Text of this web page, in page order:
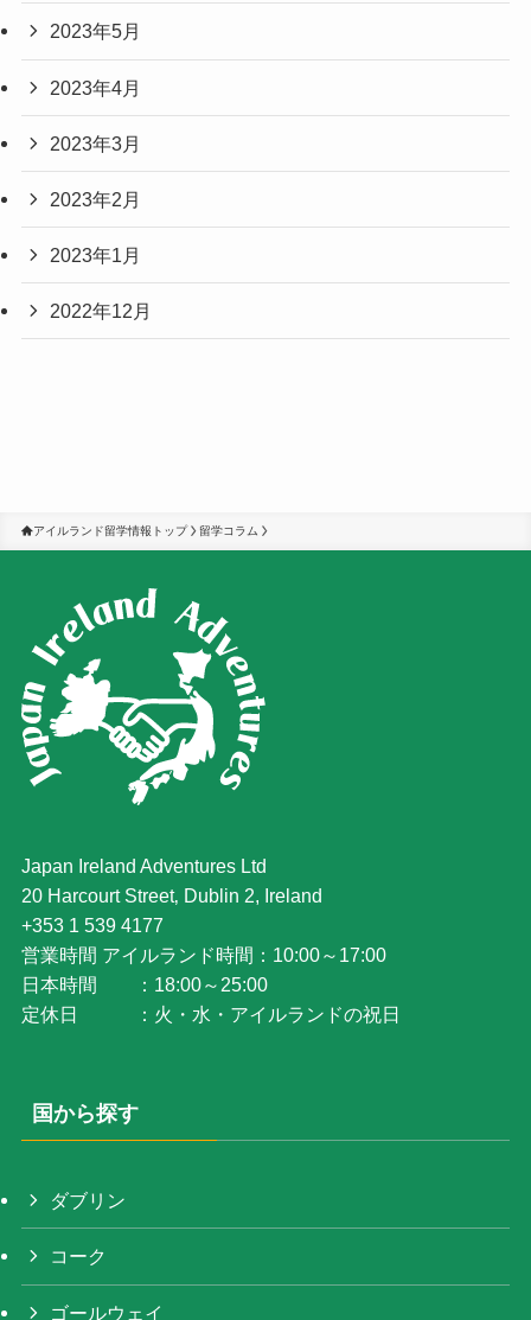
2023年5月
2023年4月
2023年3月
2023年2月
2023年1月
2022年12月
アイルランド留学情報トップ 留学コラム
Japan Ireland Adventures Ltd
20 Harcourt Street‚ Dublin 2, Ireland
+353 1 539 4177
営業時間 アイルランド時間：10:00～17:00
日本時間 ：18:00～25:00
定休日 ：火・水・アイルランドの祝日
国から探す
ダブリン
コーク
ゴールウェイ